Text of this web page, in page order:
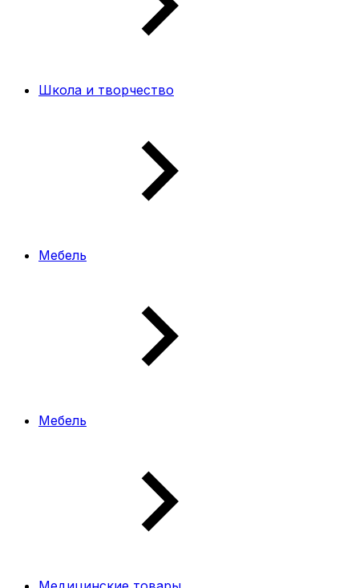
Школа и творчество
Мебель
Мебель